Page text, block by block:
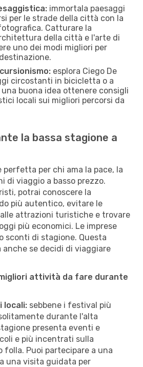
immortala paesaggi
per le strade della città con la
Catturare la
della città e l'arte di
uno dei modi migliori per
esplora Ciego De
circostanti in bicicletta o a
una buona idea ottenere consigli
locali sui migliori percorsi da
la bassa stagione a
perfetta per chi ama la pace, la
di viaggio a basso prezzo.
potrai conoscere la
più autentico, evitare le
attrazioni turistiche e trovare
più economici. Le imprese
sconti di stagione. Questa
se decidi di viaggiare
attività da fare durante
locali: sebbene i festival più
durante l'alta
presenta eventi e
e più incentrati sulla
folla. Puoi partecipare a una
una visita guidata per